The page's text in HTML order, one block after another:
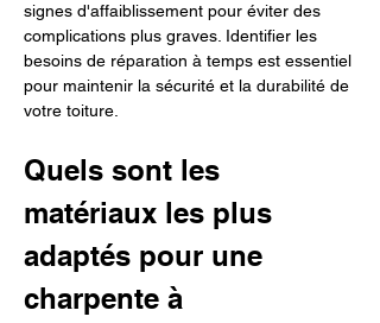
signes d'affaiblissement pour éviter des
complications plus graves. Identifier les
besoins de réparation à temps est essentiel
pour maintenir la sécurité et la durabilité de
votre toiture.
Quels sont les
matériaux les plus
adaptés pour une
charpente à